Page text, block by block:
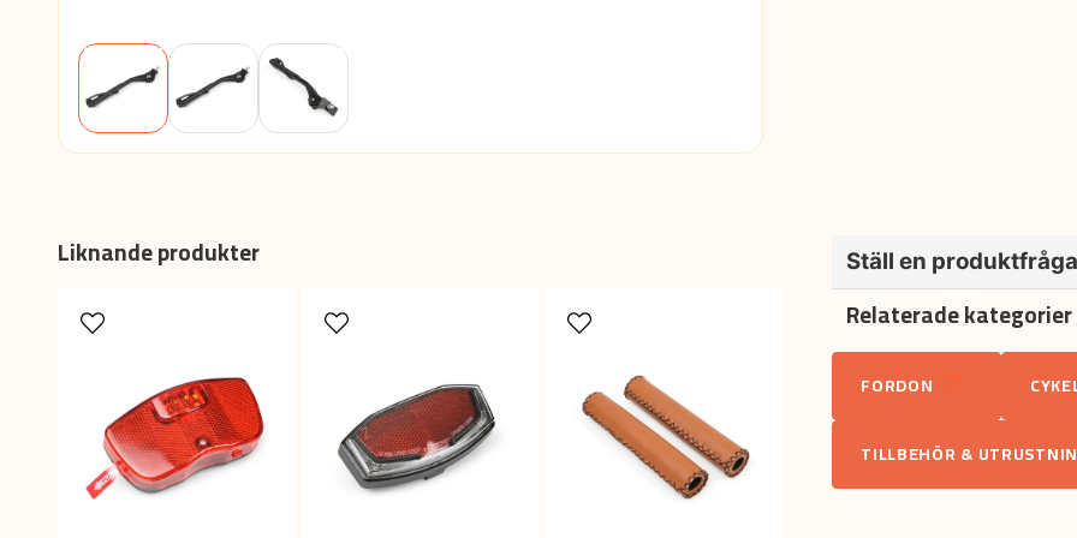
Liknande produkter Ställ en produktfråga
question
Fråga oss något om denna
nameNamn
Relaterade kategorier
FORDON
TILLBEHÖR &